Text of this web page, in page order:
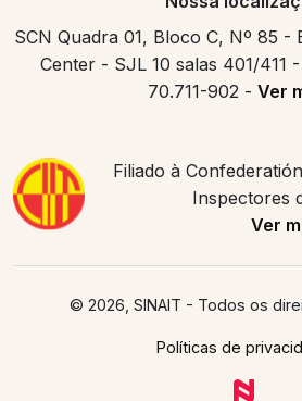
SCN Quadra 01, Bloco C, Nº 85 -
Center - SJL 10 salas 401/411
70.711-902 - Ver
Filiado à
Inspectores
Ver
© 2026, SINAIT - Todos os
Políticas de